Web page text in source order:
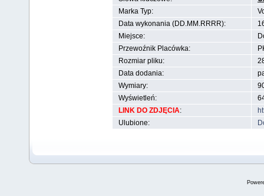
Marka Typ:
Data wykonania (DD.MM.RRRR):
Miejsce:
Przewoźnik Placówka:
Rozmiar pliku:
Data dodania:
Wymiary:
Wyświetleń:
LINK DO ZDJĘCIA:
Ulubione: